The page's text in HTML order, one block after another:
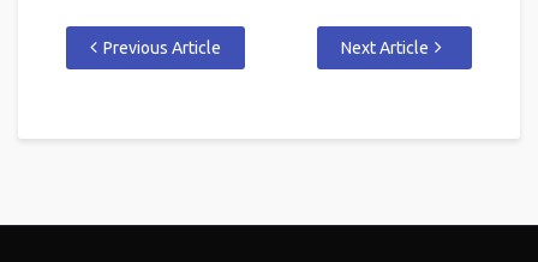
Previous Article Next Article